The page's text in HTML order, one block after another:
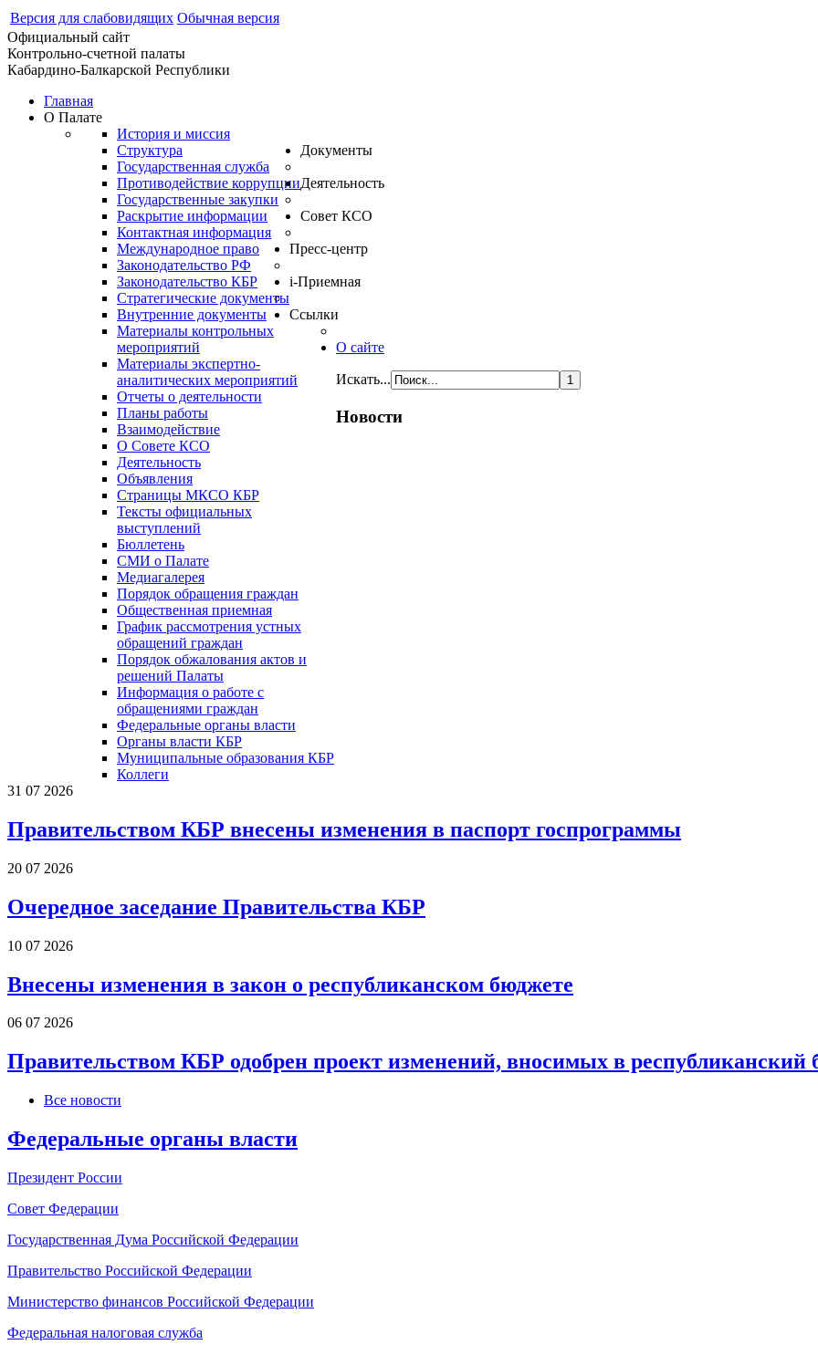
Версия для слабовидящих Обычная версия
Официальный сайт
Контрольно-счетной палаты
Кабардино-Балкарской Республики
Главная
О Палате
История и миссия
Структура
Государственная служба
Противодействие коррупции
Государственные закупки
Раскрытие информации
Контактная информация
Документы
Международное право
Законодательство РФ
Законодательство КБР
Стратегические документы
Внутренние документы
Деятельность
Материалы контрольных
мероприятий
Материалы экспертно-
аналитических мероприятий
Отчеты о деятельности
Планы работы
Взаимодействие
Совет КСО
О Совете КСО
Деятельность
Объявления
Страницы МКСО КБР
Пресс-центр
Тексты официальных
выступлений
Бюллетень
СМИ о Палате
Медиагалерея
i-Приемная
Порядок обращения граждан
Общественная приемная
График рассмотрения устных
обращений граждан
Порядок обжалования актов и
решений Палаты
Информация о работе с
обращениями граждан
Ссылки
Федеральные органы власти
Органы власти КБР
Муниципальные образования КБР
Коллеги
О сайте
Искать...
Новости
31 07 2026
Правительством КБР внесены изменения в паспорт госпрограммы
20 07 2026
Очередное заседание Правительства КБР
10 07 2026
Внесены изменения в закон о республиканском бюджете
06 07 2026
Правительством КБР одобрен проект изменений, вносимых в республиканский
Все новости
Федеральные органы власти
Президент России
Совет Федерации
Государственная Дума Российской Федерации
Правительство Российской Федерации
Министерство финансов Российской Федерации
Федеральная налоговая служба